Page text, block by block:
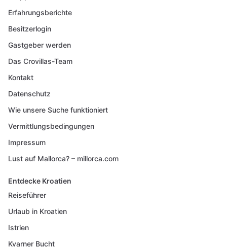
Erfahrungsberichte
Besitzerlogin
Gastgeber werden
Das Crovillas-Team
Kontakt
Datenschutz
Wie unsere Suche funktioniert
Vermittlungsbedingungen
Impressum
Lust auf Mallorca? – millorca.com
Entdecke Kroatien
Reiseführer
Urlaub in Kroatien
Istrien
Kvarner Bucht